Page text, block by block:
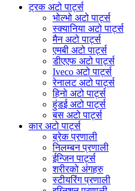
ट्रक अटो पार्ट्स
भोल्भो अटो पार्ट्स
स्क्यानिया अटो पार्ट्स
मैन अटो पार्ट्स
एमबी अटो पार्ट्स
डीएएफ अटो पार्ट्स
Iveco अटो पार्ट्स
रेनालट अटो पार्ट्स
हिनो अटो पार्ट्स
हुंडई अटो पार्ट्स
बस अटो पार्ट्स
कार अटो पार्ट्स
ब्रेक प्रणाली
निलम्बन प्रणाली
ईन्जिन पार्ट्स
शरीरको अंगहरु
स्टीयरिंग प्रणाली